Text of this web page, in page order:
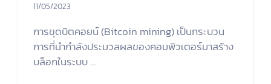
11/05/2023
การขุดบิตคอยน์ (Bitcoin mining) เป็นกระบวน
การที่นำกำลังประมวลผลของคอมพิวเตอร์มาสร้าง
บล็อกในระบบ ...